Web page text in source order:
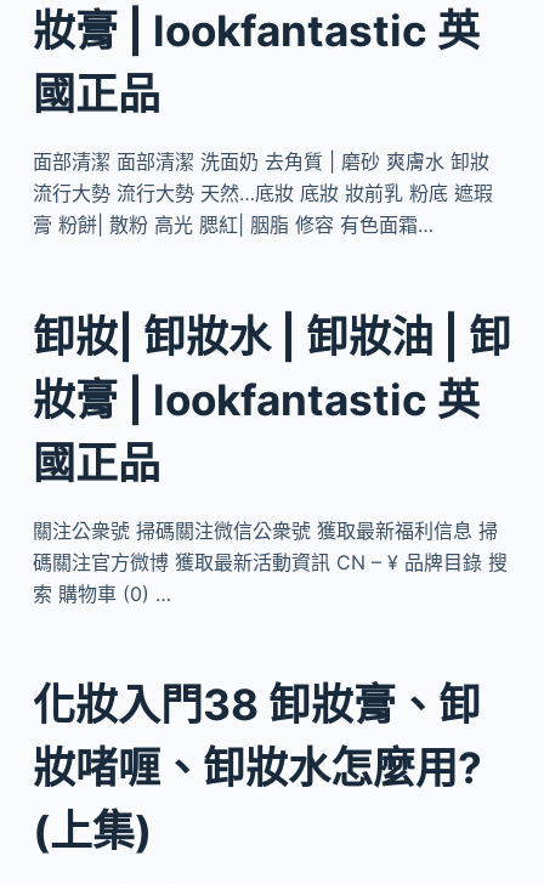
妝膏 | lookfantastic 英
國正品
面部清潔 面部清潔 洗面奶 去角質 | 磨砂 爽膚水 卸妝
流行大勢 流行大勢 天然…底妝 底妝 妝前乳 粉底 遮瑕
膏 粉餅| 散粉 高光 腮紅| 胭脂 修容 有色面霜…
卸妝| 卸妝水 | 卸妝油 | 卸
妝膏 | lookfantastic 英
國正品
關注公衆號 掃碼關注微信公衆號 獲取最新福利信息 掃
碼關注官方微博 獲取最新活動資訊 CN – ¥ 品牌目錄 搜
索 購物車 (0) …
化妝入門38 卸妝膏、卸
妝啫喱、卸妝水怎麼用?
(上集)